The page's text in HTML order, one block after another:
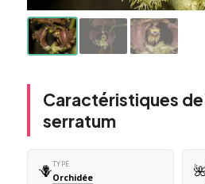
Caractéristiques
serratum
🪻TYPE
Orchidée